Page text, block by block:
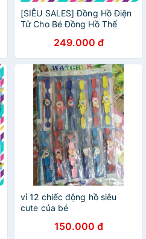
[SIÊU SALES] Đồng Hồ Điện
Tử Cho Bé Đồng Hồ Thể
249.000 đ
vỉ 12 chiếc động hồ siêu
cute của bé
150.000 đ